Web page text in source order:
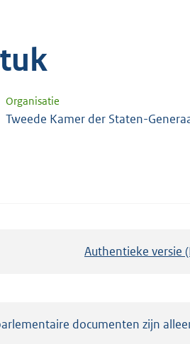
Organisatie
Tweede Kamer der Staten-
Authentieke versie
documenten zijn